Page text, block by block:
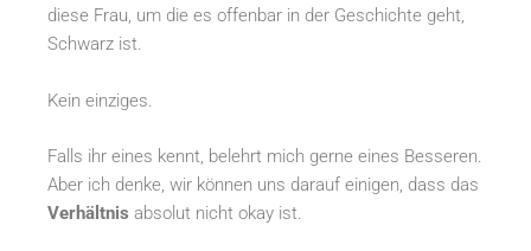
diese Frau, um die es offenbar in der Geschichte geht,
Schwarz ist.
Kein einziges.
Falls ihr eines kennt, belehrt mich gerne eines Besseren.
Aber ich denke, wir können uns darauf einigen, dass das
Verhältnis absolut nicht okay ist.